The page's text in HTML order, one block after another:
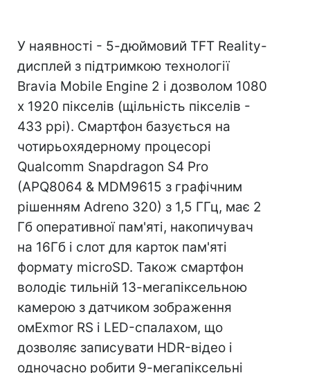
У наявності - 5-дюймовий TFT Reality-
дисплей з підтримкою технології
Bravia Mobile Engine 2 і дозволом 1080
x 1920 пікселів (щільність пікселів -
433 ppi). Смартфон базується на
чотирьохядерному процесорі
Qualcomm Snapdragon S4 Pro
(APQ8064 & MDM9615 з графічним
рішенням Adreno 320) з 1,5 ГГц, має 2
Гб оперативної пам'яті, накопичувач
на 16Гб і слот для карток пам'яті
формату microSD. Також смартфон
володіє тильній 13-мегапіксельною
камерою з датчиком зображення
омExmor RS і LED-спалахом, що
дозволяє записувати HDR-відео і
одночасно робити 9-мегапіксельні